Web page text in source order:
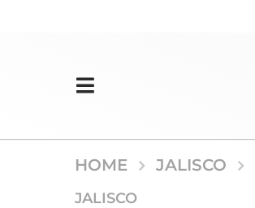
HOME JALISCO
6
JALISCO